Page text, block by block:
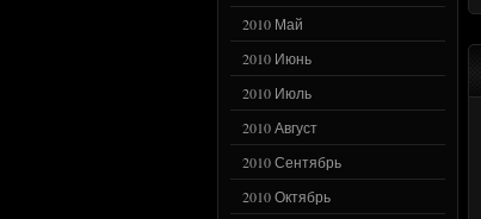
2010 Май
2010 Июнь
2010 Июль
2010 Август
2010 Сентябрь
2010 Октябрь